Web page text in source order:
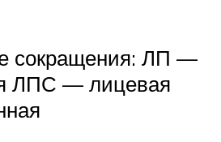
сокращения: ЛП —
ЛПС — лицевая